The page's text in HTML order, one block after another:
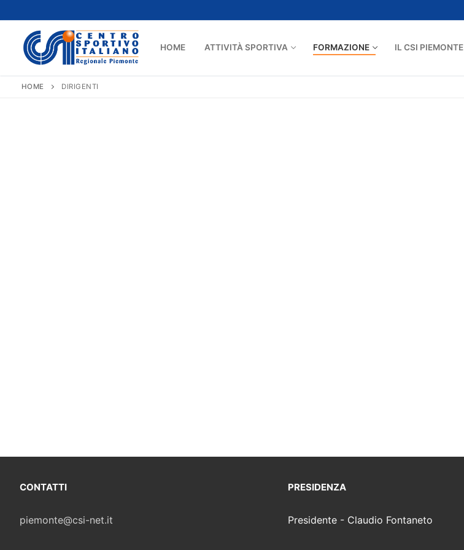
al
contenuto
HOME ATTIVITÀ SPORTIVA FORMAZIONE IL CSI PIEMONTE
HOME DIRIGENTI
CONTATTI
piemonte@csi-net.it
PRESIDENZA
Presidente - Claudio Fontaneto